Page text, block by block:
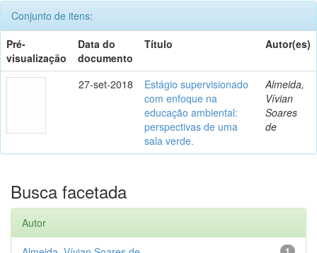
Conjunto de itens:
Pré-
visualização
Data do
documento
Título Autor(es)
27-set-2018
Estágio supervisionado
com enfoque na
educação ambiental:
perspectivas de uma
sala verde.
Almeida,
Vívian
Soares
de
Busca facetada
Autor